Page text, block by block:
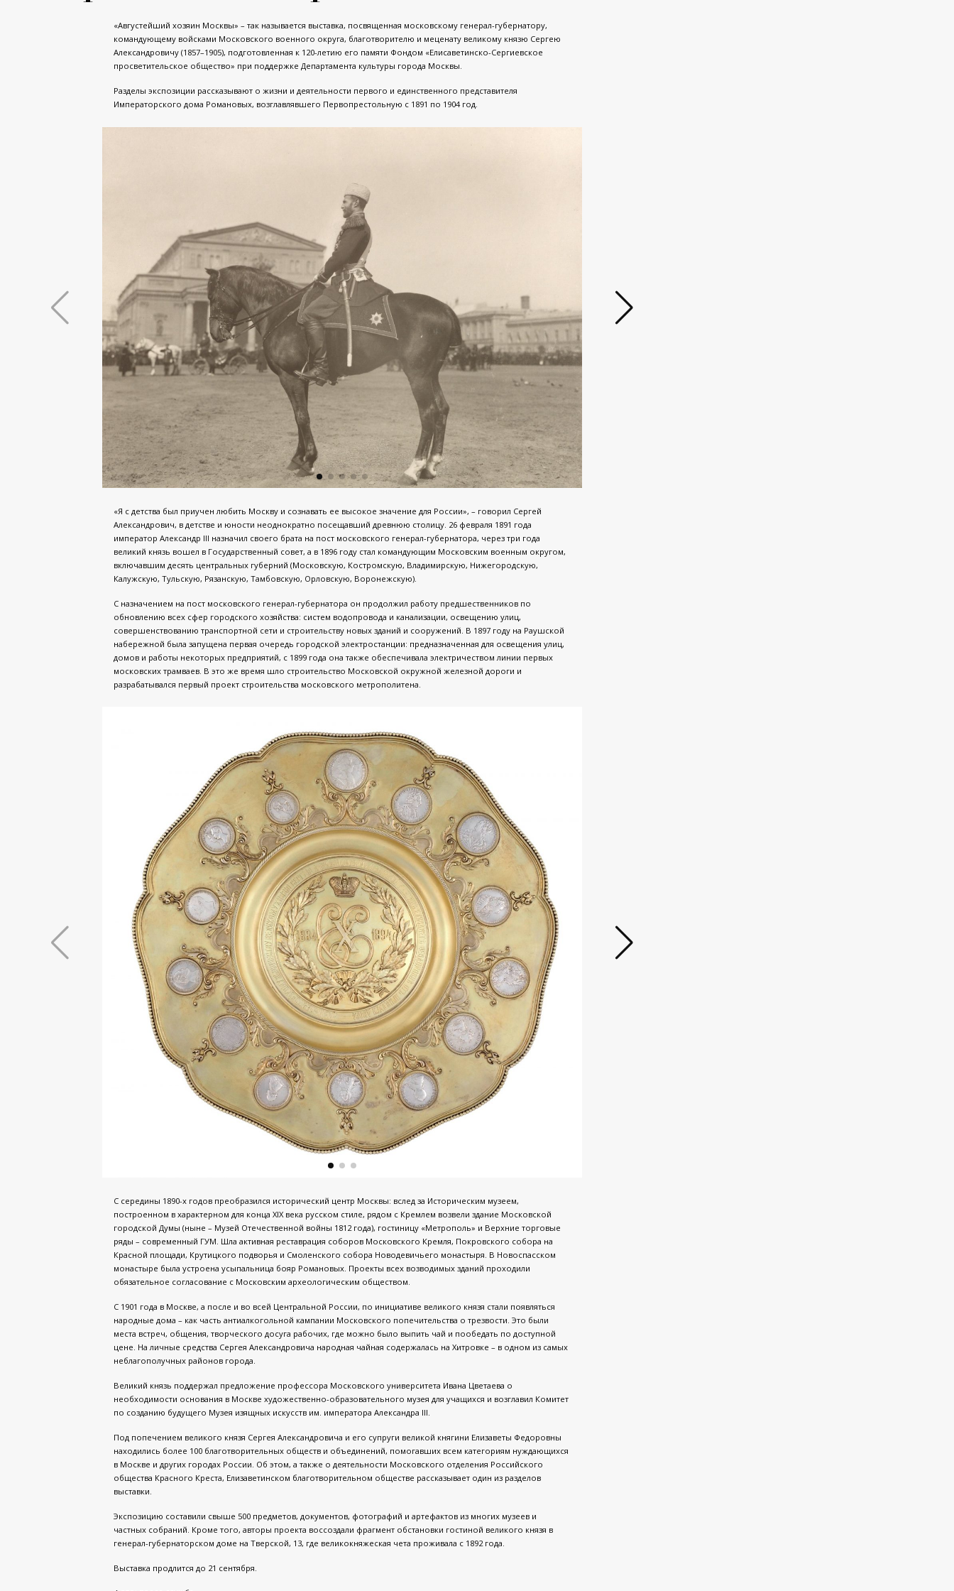
«Августейший хозяин Москвы» – так называется выставка, посвященная московскому генерал-губернатору,
командующему войсками Московского военного округа, благотворителю и меценату великому князю Сергею
Александровичу (1857–1905), подготовленная к 120-летию его памяти Фондом «Елисаветинско-Сергиевское
просветительское общество» при поддержке Департамента культуры города Москвы.
Разделы экспозиции рассказывают о жизни и деятельности первого и единственного представителя
Императорского дома Романовых, возглавлявшего Первопрестольную с 1891 по 1904 год.
«Я с детства был приучен любить Москву и сознавать ее высокое значение для России», – говорил Сергей
Александрович, в детстве и юности неоднократно посещавший древнюю столицу. 26 февраля 1891 года
император Александр III назначил своего брата на пост московского генерал-губернатора, через три года
великий князь вошел в Государственный совет, а в 1896 году стал командующим Московским военным округом,
включавшим десять центральных губерний (Московскую, Костромскую, Владимирскую, Нижегородскую,
Калужскую, Тульскую, Рязанскую, Тамбовскую, Орловскую, Воронежскую).
С назначением на пост московского генерал-губернатора он продолжил работу предшественников по
обновлению всех сфер городского хозяйства: систем водопровода и канализации, освещению улиц,
совершенствованию транспортной сети и строительству новых зданий и сооружений. В 1897 году на Раушской
набережной была запущена первая очередь городской электростанции: предназначенная для освещения улиц,
домов и работы некоторых предприятий, с 1899 года она также обеспечивала электричеством линии первых
московских трамваев. В это же время шло строительство Московской окружной железной дороги и
разрабатывался первый проект строительства московского метрополитена.
С середины 1890-х годов преобразился исторический центр Москвы: вслед за Историческим музеем,
построенном в характерном для конца XIX века русском стиле, рядом с Кремлем возвели здание Московской
городской Думы (ныне – Музей Отечественной войны 1812 года), гостиницу «Метрополь» и Верхние торговые
ряды – современный ГУМ. Шла активная реставрация соборов Московского Кремля, Покровского собора на
Красной площади, Крутицкого подворья и Смоленского собора Новодевичьего монастыря. В Новоспасском
монастыре была устроена усыпальница бояр Романовых. Проекты всех возводимых зданий проходили
обязательное согласование с Московским археологическим обществом.
С 1901 года в Москве, а после и во всей Центральной России, по инициативе великого князя стали появляться
народные дома – как часть антиалкогольной кампании Московского попечительства о трезвости. Это были
места встреч, общения, творческого досуга рабочих, где можно было выпить чай и пообедать по доступной
цене. На личные средства Сергея Александровича народная чайная содержалась на Хитровке – в одном из самых
неблагополучных районов города.
Великий князь поддержал предложение профессора Московского университета Ивана Цветаева о
необходимости основания в Москве художественно-образовательного музея для учащихся и возглавил Комитет
по созданию будущего Музея изящных искусств им. императора Александра III.
Под попечением великого князя Сергея Александровича и его супруги великой княгини Елизаветы Федоровны
находились более 100 благотворительных обществ и объединений, помогавших всем категориям нуждающихся
в Москве и других городах России. Об этом, а также о деятельности Московского отделения Российского
общества Красного Креста, Елизаветинском благотворительном обществе рассказывает один из разделов
выставки.
Экспозицию составили свыше 500 предметов, документов, фотографий и артефактов из многих музеев и
частных собраний. Кроме того, авторы проекта воссоздали фрагмент обстановки гостиной великого князя в
генерал-губернаторском доме на Тверской, 13, где великокняжеская чета проживала с 1892 года.
Выставка продлится до 21 сентября.